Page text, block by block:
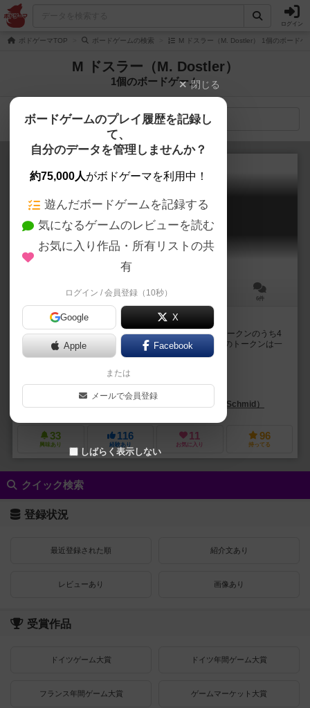
ログイン
ボドゲーマTOP ボードゲームの検索 M ドスラー（M. Dostler） 1個のボードゲ
M ドスラー（M. Dostler）
1個のボードゲーム
検索メニュー
アタッケ
Attacke
30分前後 6件
騎士となり、5種の競技を制覇せよ！
より大きな数字のカードを（何枚も）出して5種類のトークンのうち4
色を集めれば勝ちのいうカードゲーム。 一度取った色のトークンは一
枚しか取れず、勝利に貢献しない為、幅広い色の...
ライナー・クニツィア（Reiner Knizia）
F.X. シュミット（F.X. Schmid）
33
興味あり
116
経験あり
11
お気に入り
96
持ってる
クイック検索
登録状況
最近登録された順 紹介文あり
レビューあり 画像あり
受賞作品
ドイツゲーム大賞 ドイツ年間ゲーム大賞
フランス年間ゲーム大賞 ゲームマーケット大賞
閉じる
ボードゲームのプレイ履歴を記録し
て、
自分のデータを管理しませんか？
約75,000人がボドゲーマを利用中！
遊んだボードゲームを記録する
気になるゲームのレビューを読む
お気に入り作品・所有リストの共
有
ログイン / 会員登録（10秒）
Google X
Apple Facebook
または
メールで会員登録
しばらく表示しない